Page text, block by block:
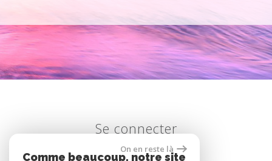
se connecter
On en reste là
Comme beaucoup, notre site